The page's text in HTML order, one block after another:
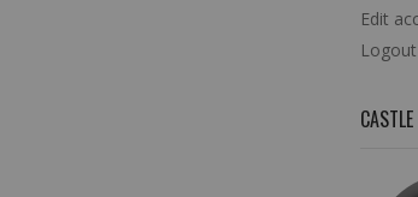
Edit
Logout